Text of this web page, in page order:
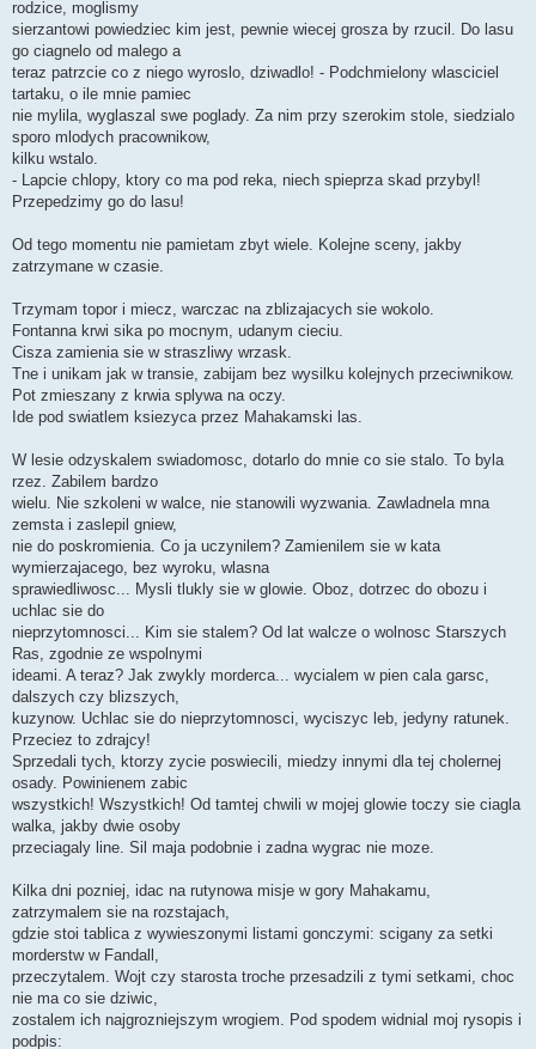
rodzice, moglismy
sierzantowi powiedziec kim jest, pewnie wiecej grosza by rzucil. Do lasu
go ciagnelo od malego a
teraz patrzcie co z niego wyroslo, dziwadlo! - Podchmielony wlasciciel
tartaku, o ile mnie pamiec
nie mylila, wyglaszal swe poglady. Za nim przy szerokim stole, siedzialo
sporo mlodych pracownikow,
kilku wstalo.
- Lapcie chlopy, ktory co ma pod reka, niech spieprza skad przybyl!
Przepedzimy go do lasu!
Od tego momentu nie pamietam zbyt wiele. Kolejne sceny, jakby
zatrzymane w czasie.
Trzymam topor i miecz, warczac na zblizajacych sie wokolo.
Fontanna krwi sika po mocnym, udanym cieciu.
Cisza zamienia sie w straszliwy wrzask.
Tne i unikam jak w transie, zabijam bez wysilku kolejnych przeciwnikow.
Pot zmieszany z krwia splywa na oczy.
Ide pod swiatlem ksiezyca przez Mahakamski las.
W lesie odzyskalem swiadomosc, dotarlo do mnie co sie stalo. To byla
rzez. Zabilem bardzo
wielu. Nie szkoleni w walce, nie stanowili wyzwania. Zawladnela mna
zemsta i zaslepil gniew,
nie do poskromienia. Co ja uczynilem? Zamienilem sie w kata
wymierzajacego, bez wyroku, wlasna
sprawiedliwosc... Mysli tlukly sie w glowie. Oboz, dotrzec do obozu i
uchlac sie do
nieprzytomnosci... Kim sie stalem? Od lat walcze o wolnosc Starszych
Ras, zgodnie ze wspolnymi
ideami. A teraz? Jak zwykly morderca... wycialem w pien cala garsc,
dalszych czy blizszych,
kuzynow. Uchlac sie do nieprzytomnosci, wyciszyc leb, jedyny ratunek.
Przeciez to zdrajcy!
Sprzedali tych, ktorzy zycie poswiecili, miedzy innymi dla tej cholernej
osady. Powinienem zabic
wszystkich! Wszystkich! Od tamtej chwili w mojej glowie toczy sie ciagla
walka, jakby dwie osoby
przeciagaly line. Sil maja podobnie i zadna wygrac nie moze.
Kilka dni pozniej, idac na rutynowa misje w gory Mahakamu,
zatrzymalem sie na rozstajach,
gdzie stoi tablica z wywieszonymi listami gonczymi: scigany za setki
morderstw w Fandall,
przeczytalem. Wojt czy starosta troche przesadzili z tymi setkami, choc
nie ma co sie dziwic,
zostalem ich najgrozniejszym wrogiem. Pod spodem widnial moj rysopis i
podpis: